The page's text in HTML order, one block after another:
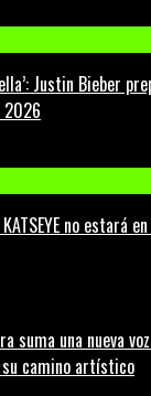
Justin Bieber
2026
no estará
suma una nueva
su camino artístico